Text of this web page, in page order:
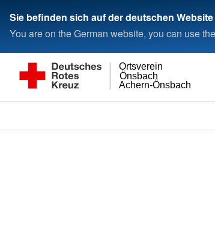
Sie befinden sich auf der deutschen Website
You are on the German website, you can use
Achern-Önsbach
Önsbach
Ortsverein